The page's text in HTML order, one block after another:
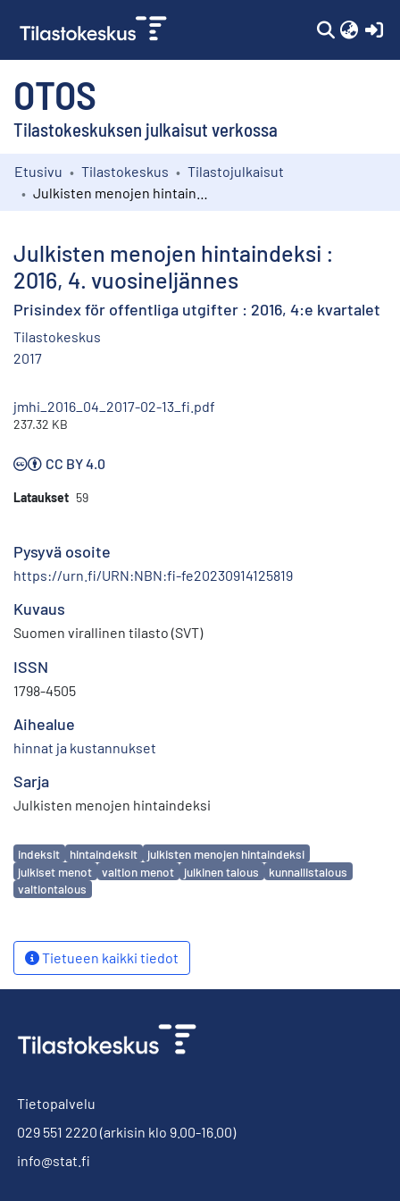
OTOS
Tilastokeskuksen julkaisut verkossa
Kokoelmat
Etusivu Tilastokeskus
Tilastojulkaisut
Julkisten menojen hintaindeksi :
2016, 4. vuosineljännes
Prisindex för offentliga utgifter : 2016, 4:e kvartalet
Tilastokeskus
2017
jmhi_2016_04_2017-02-13_fi.pdf
237.32 KB
CC BY 4.0
Lataukset 59
Pysyvä osoite
https://urn.fi/URN:NBN:fi-fe20230914125819
Kuvaus
Suomen virallinen tilasto (SVT)
ISSN
1798-4505
Aihealue
hinnat ja kustannukset
Sarja
Julkisten menojen hintaindeksi
Avainsanat
indeksit hintaindeksit
julkisten menojen hintaindeksi
julkiset menot
valtion menot julkinen talous
kunnallistalous
valtiontalous
Tietueen kaikki tiedot
Tietopalvelu
029 551 2220 (arkisin klo 9.00-16.00)
info@stat.fi